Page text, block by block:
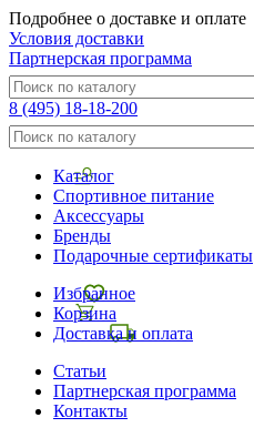
Подробнее о доставке и оплате
Условия доставки
Партнерская программа
8 (495) 18-18-200
Каталог
Спортивное питание
Аксессуары
Бренды
Подарочные сертификаты
Избранное
Корзина
Доставка и оплата
Статьи
Партнерская программа
Контакты